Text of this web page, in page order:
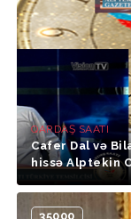
QARDAŞ SAATI
Cafer Dal və
hissə Alptekin
35000